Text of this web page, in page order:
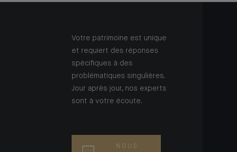
Votre patrimoine est unique
et requiert des réponses
spécifiques à des
problématiques singulières.
Jour après jour, nos experts
sont à votre écoute.
NOUS